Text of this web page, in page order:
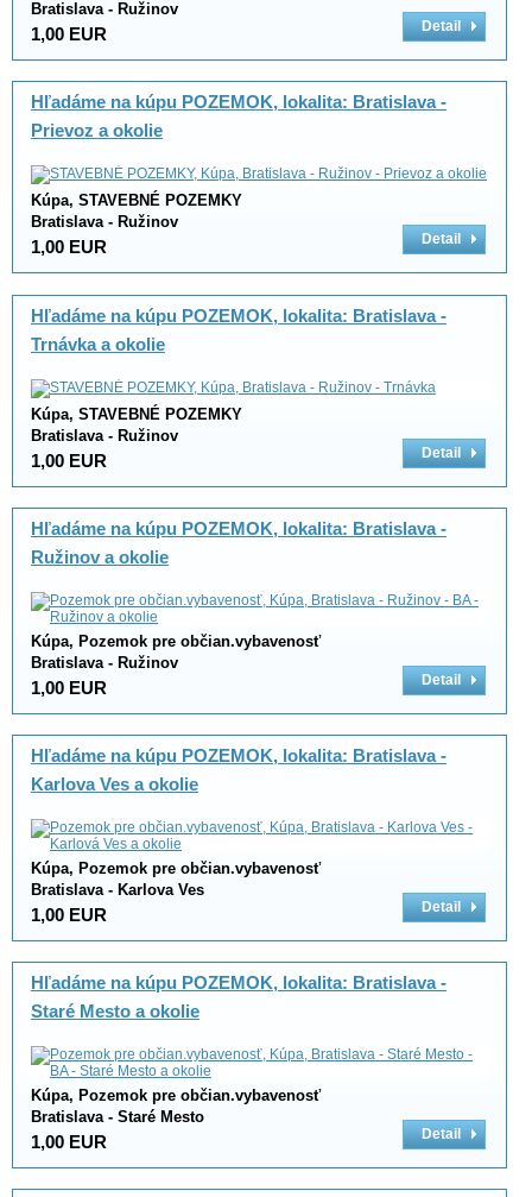
Bratislava - Ružinov
1,00 EUR Detail
Hľadáme na kúpu POZEMOK, lokalita: Bratislava -
Prievoz a okolie
Kúpa, STAVEBNÉ POZEMKY
Bratislava - Ružinov
1,00 EUR Detail
Hľadáme na kúpu POZEMOK, lokalita: Bratislava -
Trnávka a okolie
Kúpa, STAVEBNÉ POZEMKY
Bratislava - Ružinov
1,00 EUR Detail
Hľadáme na kúpu POZEMOK, lokalita: Bratislava -
Ružinov a okolie
Kúpa, Pozemok pre občian.vybavenosť
Bratislava - Ružinov
1,00 EUR Detail
Hľadáme na kúpu POZEMOK, lokalita: Bratislava -
Karlova Ves a okolie
Kúpa, Pozemok pre občian.vybavenosť
Bratislava - Karlova Ves
1,00 EUR Detail
Hľadáme na kúpu POZEMOK, lokalita: Bratislava -
Staré Mesto a okolie
Kúpa, Pozemok pre občian.vybavenosť
Bratislava - Staré Mesto
1,00 EUR Detail